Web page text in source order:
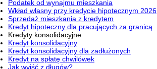
Podatek od wynajmu mieszkania
Wkład własny przy kredycie hipotecznym 2026
Sprzedaż mieszkania z kredytem
Kredyt hipoteczny dla pracujących za granicą
Kredyty konsolidacyjne
Kredyt konsolidacyjny
Kredyt konsolidacyjny dla zadłużonych
Kredyt na spłatę chwilówek
Jak wyjść z długów?